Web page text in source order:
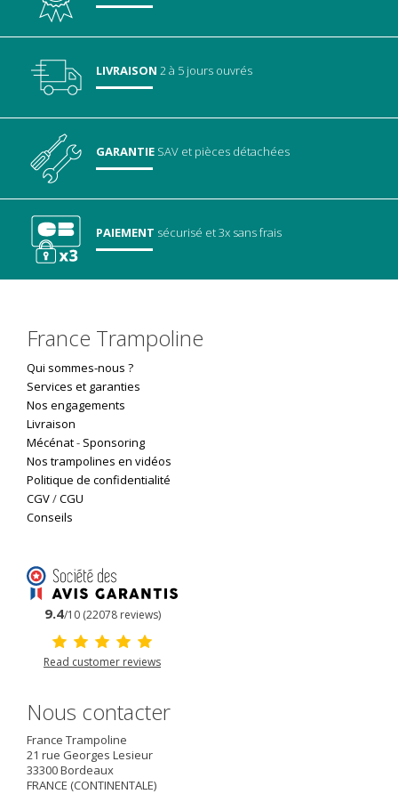
LIVRAISON 2 à 5 jours ouvrés
GARANTIE SAV et pièces détachées
PAIEMENT sécurisé et 3x sans frais
France Trampoline
Qui sommes-nous ?
Services et garanties
Nos engagements
Livraison
Mécénat- Sponsoring
Nos trampolines en vidéos
Politique de confidentialité
CGV/CGU
Conseils
9.4/10 (22078 reviews)
Read customer reviews
Nous contacter
France Trampoline
21 rue Georges Lesieur
33300Bordeaux
FRANCE (CONTINENTALE)